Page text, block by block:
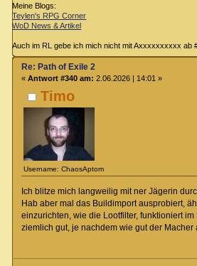
Meine Blogs:
Teylen's RPG Corner
WoD News & Artikel
Auch im RL gebe ich mich nicht mit Axxxxxxxxxx ab
Timo
Username: ChaosAptom
Re: Path of Exile 2
« Antwort #340 am: 2.06.2026 | 14:01 »
Ich blitze mich langweilig mit ner Jägerin
Hab aber mal das Buildimport ausprobiert,
einzurichten, wie die Lootfilter, funktioniert
ziemlich gut, je nachdem wie gut der Macher